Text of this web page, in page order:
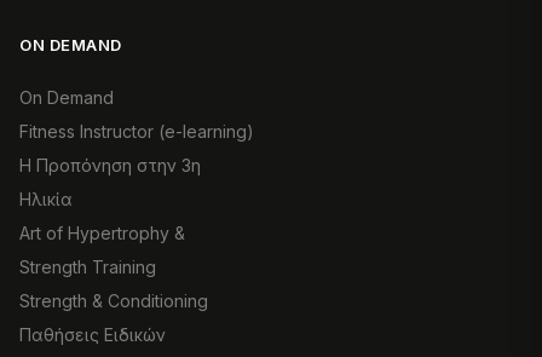
ON DEMAND
On Demand
Fitness Instructor (e-learning)
Η Προπόνηση στην 3η
Ηλικία
Art of Hypertrophy &
Strength Training
Strength & Conditioning
Παθήσεις Ειδικών